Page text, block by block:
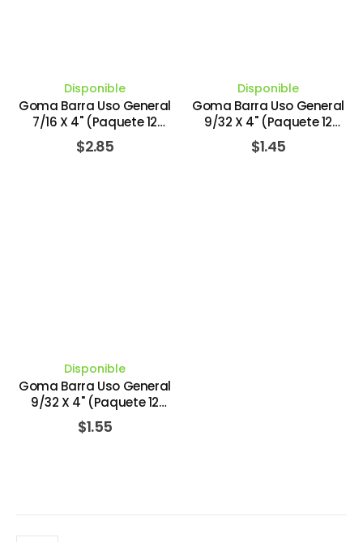
Disponible
Goma Barra Uso General
7/16 X 4" (Paquete 12
Piezas). VULCAN
$2.85
Disponible
Goma Barra Uso General
9/32 X 4" (Paquete 12
Piezas). TACTIX
$1.45
Disponible
Goma Barra Uso General
9/32 X 4" (Paquete 12
Piezas). VULCAN
$1.55